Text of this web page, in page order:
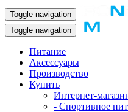
Toggle navigation
Toggle navigation
Питание
Аксессуары
Производство
Купить
Интернет-
- Спортивное